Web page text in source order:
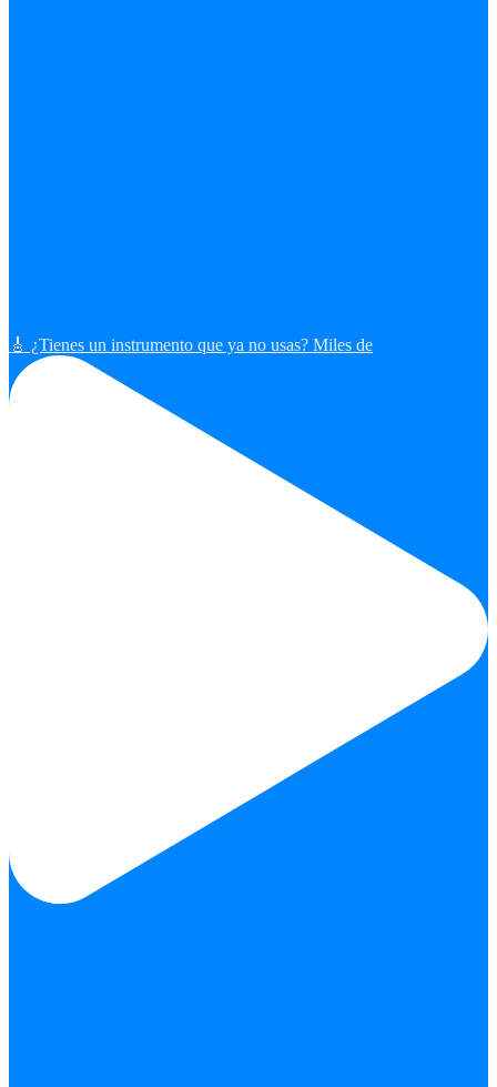
🎸 ¿Tienes un instrumento que ya no usas? Miles de